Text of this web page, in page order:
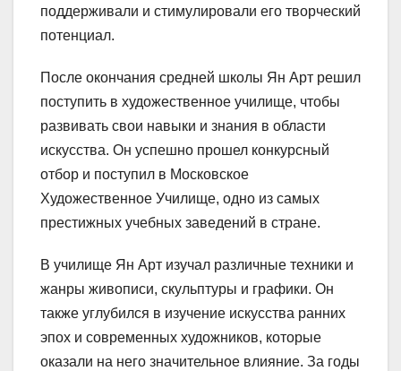
поддерживали и стимулировали его творческий
потенциал.
После окончания средней школы Ян Арт решил
поступить в художественное училище, чтобы
развивать свои навыки и знания в области
искусства. Он успешно прошел конкурсный
отбор и поступил в Московское
Художественное Училище, одно из самых
престижных учебных заведений в стране.
В училище Ян Арт изучал различные техники и
жанры живописи, скульптуры и графики. Он
также углубился в изучение искусства ранних
эпох и современных художников, которые
оказали на него значительное влияние. За годы